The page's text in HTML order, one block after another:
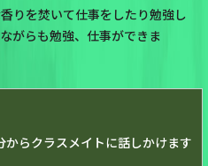
りを焚いて仕事をしたり勉強し
がらも勉強、仕事ができま
らクラスメイトに話しかけます